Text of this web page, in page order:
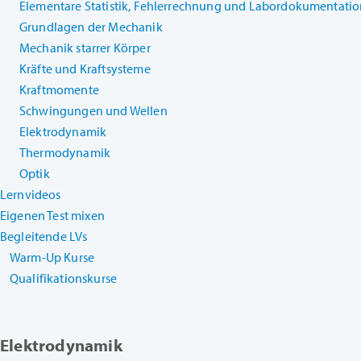
Elementare Statistik, Fehlerrechnung und
Grundlagen der Mechanik
Mechanik starrer Körper
Kräfte und Kraftsysteme
Kraftmomente
Schwingungen und Wellen
Elektrodynamik
Thermodynamik
Optik
Lernvideos
Eigenen Test mixen
Begleitende LVs
Warm-Up Kurse
Qualifikationskurse
Elektrodynamik